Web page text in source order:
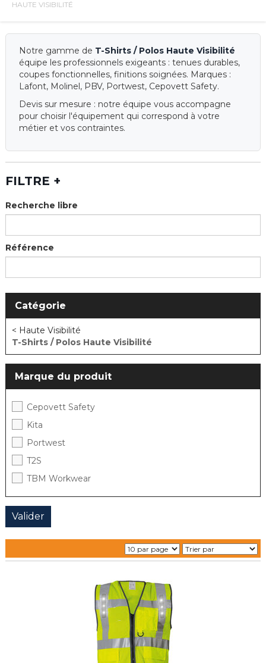
HAUTE VISIBILITÉ
Notre gamme de T-Shirts / Polos Haute Visibilité
équipe les professionnels exigeants : tenues durables,
coupes fonctionnelles, finitions soignées. Marques :
Lafont, Molinel, PBV, Portwest, Cepovett Safety.
Devis sur mesure : notre équipe vous accompagne
pour choisir l'équipement qui correspond à votre
métier et vos contraintes.
FILTRE +
Recherche libre
Référence
Catégorie
< Haute Visibilité
T-Shirts / Polos Haute Visibilité
Marque du produit
Cepovett Safety
Kita
Portwest
T2S
TBM Workwear